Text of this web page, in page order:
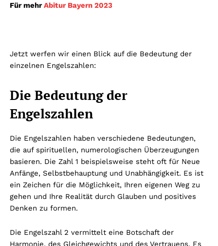
Für mehrAbitur Bayern 2023
Jetzt werfen wir einen Blick auf die Bedeutung der
einzelnen Engelszahlen:
Die Bedeutung der
Engelszahlen
Die Engelszahlen haben verschiedene Bedeutungen,
die auf spirituellen, numerologischen Überzeugungen
basieren. Die Zahl 1 beispielsweise steht oft für Neue
Anfänge, Selbstbehauptung und Unabhängigkeit. Es ist
ein Zeichen für die Möglichkeit, Ihren eigenen Weg zu
gehen und Ihre Realität durch Glauben und positives
Denken zu formen.
Die Engelszahl 2 vermittelt eine Botschaft der
Harmonie, des Gleichgewichts und des Vertrauens. Es